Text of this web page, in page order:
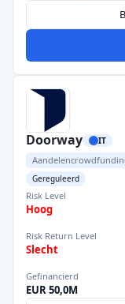
Doorway IT
Gereguleerd
Risk Level
Hoog
Risk Return Level
Slecht
Gefinancierd
EUR 50,0M